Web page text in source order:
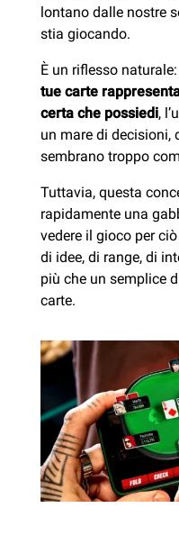
lontano dalle nostre
stia giocando.
È un riflesso
tue carte
certa che possiedi,
un mare di decisioni,
sembrano troppo
Tuttavia, questa
rapidamente una
vedere il gioco per
di idee, di range, di
più che un semplice
carte.